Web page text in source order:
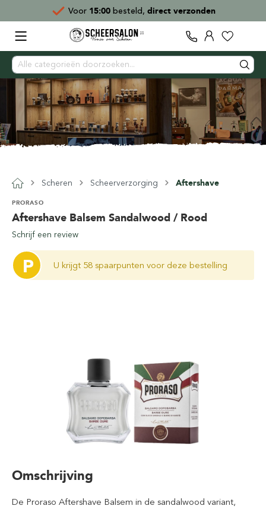
Voor 15:00besteld, direct verzonden
Scheren Scheerverzorging Aftershave
Aftershave Balsem Sandalwood / Rood
PRORASO
Schrijf een review
P U krijgt 58 spaarpunten voor deze bestelling
Omschrijving
De Proraso Aftershave Balsem in de sandalwood variant,